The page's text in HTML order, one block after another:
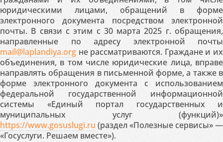
юридическими лицами, обращений в форме
электронного документа посредством электронной
почты. В связи с этим с 30 марта 2025 г. обращения,
направленные по адресу электронной почты
mail@laplandiya.org не рассматриваются. Граждане и их
объединения, в том числе юридические лица, вправе
направлять обращения в письменной форме, а также в
форме электронного документа с использованием
федеральной государственной информационной
системы «Единый портал государственных и
муниципальных услуг (функций)»
https://www.gosuslugi.ru (раздел «Полезные сервисы» —
«Госуслуги. Решаем вместе»).